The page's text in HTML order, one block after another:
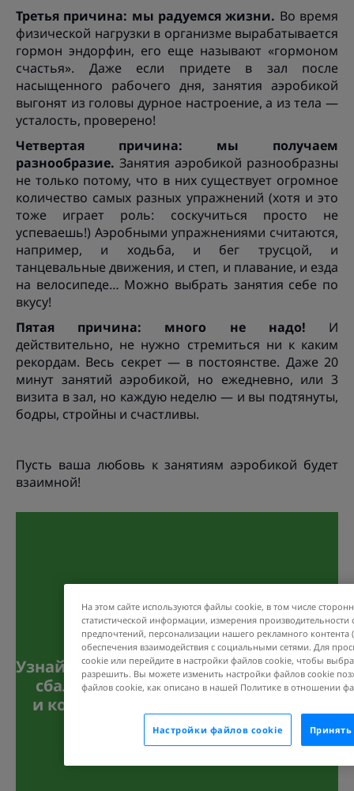
Третья причина: мы радуемся жизни. Во время
физической нагрузки в организме вырабатывается
гормон эндорфин, его еще называют «гормоном
счастья». Даже если придете в зал после
насыщенного рабочего дня, занятия аэробикой
выгонят из головы дурное настроение, а из тела —
усталость, проверено!
Четвертая причина: мы получаем
разнообразие. Занятия аэробикой разнообразны
не только потому, что в них существует огромное
количество самых разных упражнений (хотя и это
тоже играет роль: соскучиться просто не
успеваешь!) Аэробными упражнениями считаются,
например, и ходьба, и бег трусцой, и
танцевальные движения, и степ, и плавание, и езда
на велосипеде… Можно выбрать занятия себе по
вкусу!
Пятая причина: много не надо! И
действительно, не нужно стремиться ни к каким
рекордам. Весь секрет — в постоянстве. Даже 20
минут занятий аэробикой, но ежедневно, или 3
визита в зал, но каждую неделю — и вы подтянуты,
бодры, стройны и счастливы.
Пусть ваша любовь к занятиям аэробикой будет
взаимной!
Узнайте, как питаться
сбалансированно
и контролировать
Узнать больше
На этом сайте используются файлы cookie, в том числе
статистической информации, измерения
предпочтений, персонализации нашего рекламного
обеспечения взаимодействия с социальными сетями. Для
cookie или перейдите в настройки файлов cookie, чтобы
разрешить. Вы можете изменить настройки файлов cookie
файлов cookie, как описано в нашей Политике в отношении
Настройки файлов cookie